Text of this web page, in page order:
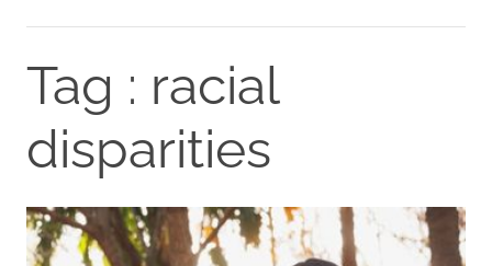
Tag : racial
disparities